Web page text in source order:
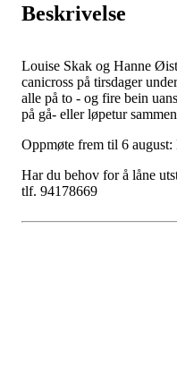
Beskrivelse
Louise Skak og Hanne
canicross på tirsdager
alle på to - og fire bein
på gå- eller løpetur
Oppmøte frem til 6
Har du behov for å låne
tlf. 94178669